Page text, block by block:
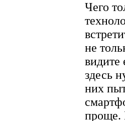
Чего
не
видите
здесь
них
проще.